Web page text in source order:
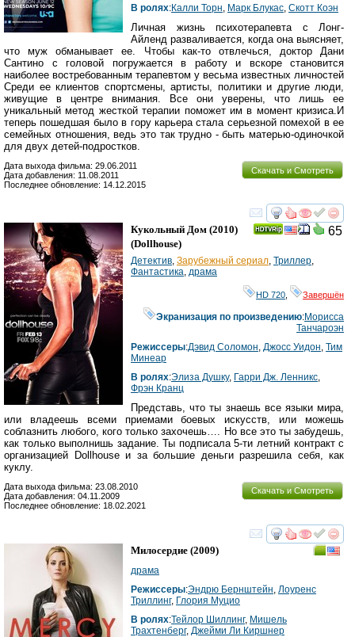
В ролях:Калли Торн, Марк Блукас, Скотт Коэн
Личная жизнь психотерапевта с Лонг-
Айленд разваливается, когда она выясняет,
что муж обманывает ее. Чтобы как-то отвлечься, доктор Дани
Сантино с головой погружается в работу и вскоре становится
наиболее востребованным терапевтом у весьма известных личностей
Среди ее клиентов спортсмены, артисты, политики и другие люди,
живущие в центре внимания. Все они уверены, что лишь ее
уникальный метод жесткой терапии поможет им в момент кризиса.И
теперь пошедшая было в гору карьера стала серьезной помехой в ее
семейных отношения, ведь это так трудно - быть матерью-одиночкой
для двух детей-подростков.
Скачать и Смотреть
Дата выхода фильма: 29.06.2011
Дата добавления: 11.08.2011
Последнее обновление: 14.12.2015
смотреть
65
Кукольный Дом (2010)
(Dollhouse)
Детектив, Зарубежный сериал, Триллер,
Фантастика, драма
HD 720 Завершён
Экранизация по произведению:Морисса
Танчароэн
Режиссеры:Дэвид Соломон, Джосс Уидон, Тим
Минеар
В ролях:Элиза Душку, Гарри Дж. Ленникс,
Фрэн Кранц
Представь, что ты знаешь все языки мира,
или владеешь всеми приемами боевых искусств, или можешь
соблазнить любого, кого только захочешь…. Но все это ты забудешь,
как только выполнишь задание. Ты подписала 5-ти летний контракт с
организацией Dollhouse и за большие деньги разрешила себя, как
куклу.
Скачать и Смотреть
Дата выхода фильма: 23.08.2010
Дата добавления: 04.11.2009
Последнее обновление: 18.02.2021
смотреть
Милосердие (2009)
драма
Режиссеры:Эндрю Бернштейн, Лоуренс
Триллинг, Глория Муцио
В ролях:Тейлор Шиллинг, Мишель
Трахтенберг, Джейми Ли Киршнер